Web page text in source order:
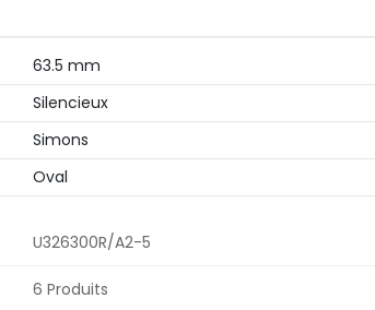
63.5 mm
Silencieux
Simons
Oval
U326300R/A2-5
6 Produits